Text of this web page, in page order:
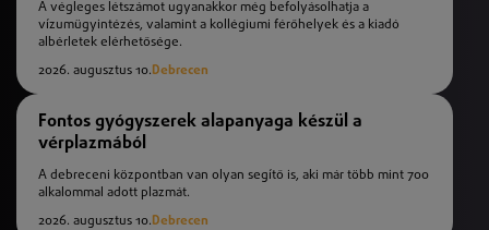
A végleges létszámot ugyanakkor még befolyásolhatja a
vízumügyintézés, valamint a kollégiumi férőhelyek és a kiadó
albérletek elérhetősége.
2026. augusztus 10.Debrecen
Fontos gyógyszerek alapanyaga készül a
vérplazmából
A debreceni központban van olyan segítő is, aki már több mint 700
alkalommal adott plazmát.
2026. augusztus 10.Debrecen